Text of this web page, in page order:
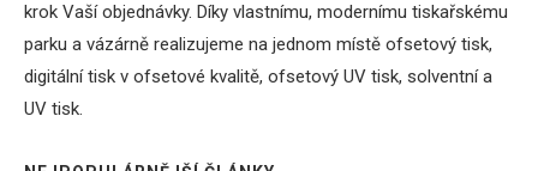
krok Vaší objednávky. Díky vlastnímu, modernímu tiskařskému
parku a vázárně realizujeme na jednom místě ofsetový tisk,
digitální tisk v ofsetové kvalitě, ofsetový UV tisk, solventní a
UV tisk.